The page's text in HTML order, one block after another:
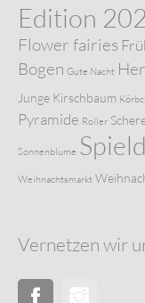
Edition
Flower fairies
Bogen Gute Nacht
Junge Kirschbaum
Pyramide Roller
Sonnenblume
Weihnachtsmarkt
Vernetzen wir